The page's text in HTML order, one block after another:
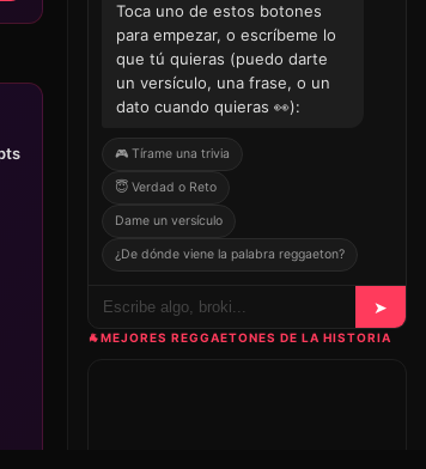
Toca uno de estos botones
para empezar, o escríbeme lo
que tú quieras (puedo darte
un versículo, una frase, o un
dato cuando quieras 👀):
🎮 Tírame una trivia
😇 Verdad o Reto
Dame un versículo
¿De dónde viene la palabra reggaeton?
➤
🐐MEJORES REGGAETONES DE LA HISTORIA